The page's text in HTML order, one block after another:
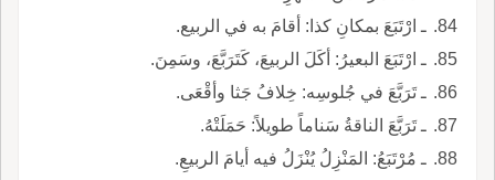
ـ ارْتَبَعَ بمكانِ كذا: أقامَ به في الربيع.
ـ ارْتَبَعَ البعيرُ: أكَلَ الربيعَ، كَتَرَبَّعَ، وسَمِنَ.
ـ تَرَبَّعَ في جُلوسِه: خِلافُ جَثا وأقْعَى.
ـ تَرَبَّعَ الناقةُ سَناماً طويلاً: حَمَلَتْهُ.
ـ مُرْتَبَعُ: المَنْزِلُ يُنْزَلُ فيه أيامَ الربيعِ.